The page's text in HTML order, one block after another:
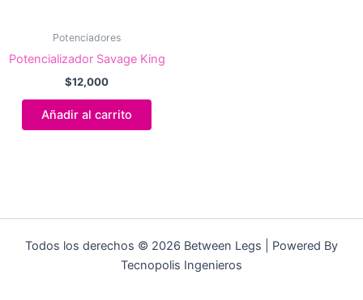
Potenciadores
Potencializador Savage King
$12,000
Añadir al carrito
Todos los derechos © 2026 Between Legs | Powered By
Tecnopolis Ingenieros